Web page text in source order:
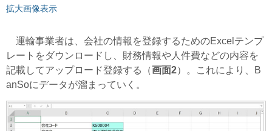
拡大画像表示
運輸事業者は、会社の情報を登録するためのExcelテンプ
レートをダウンロードし、財務情報や人件費などの内容を
記載してアップロード登録する（画面2）。これにより、B
anSoにデータが溜まっていく。